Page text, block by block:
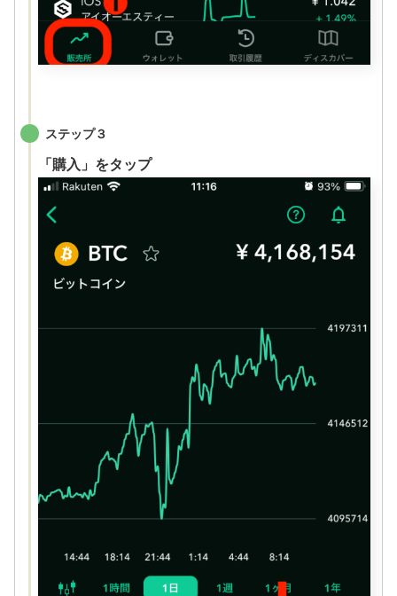
ステップ３
「購入」をタップ